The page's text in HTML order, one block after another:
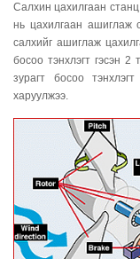
Салхин цахилгаан
нь цахилгаан ашиглаж
салхийг ашиглаж
босоо тэнхлэгт гэсэн
зурагт босоо
харуулжээ.